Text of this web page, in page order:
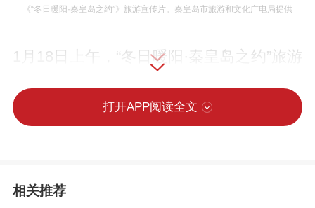
《“冬日暖阳·秦皇岛之约”》旅游宣传片。秦皇岛市旅游和文化广电局提供
1月18日上午，“冬日暖阳·秦皇岛之约”旅游
打开APP阅读全文
相关推荐